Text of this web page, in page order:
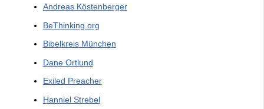
Andreas Köstenberger
BeThinking.org
Bibelkreis München
Dane Ortlund
Exiled Preacher
Hanniel Strebel